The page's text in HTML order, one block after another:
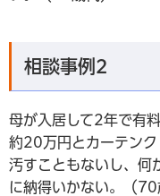
相談事例2
母が入居して2年で有
約20万円とカーテン
汚すこともないし、何
に納得いかない。（70